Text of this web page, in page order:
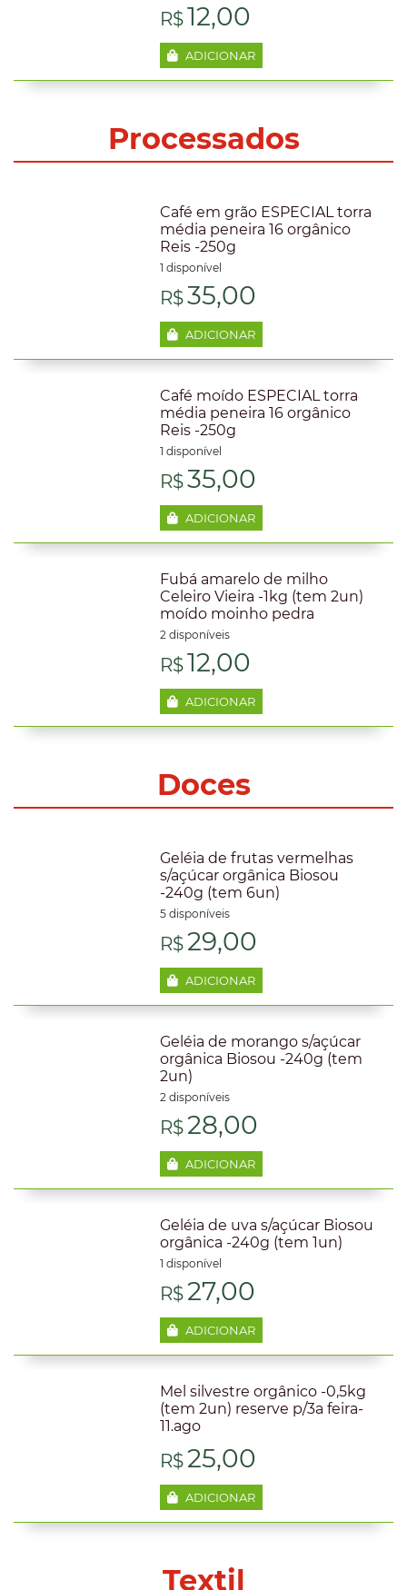
R$12,00
ADICIONAR
Processados
Café em grão ESPECIAL torra
média peneira 16 orgânico
Reis -250g
1 disponível
R$35,00
ADICIONAR
Café moído ESPECIAL torra
média peneira 16 orgânico
Reis -250g
1 disponível
R$35,00
ADICIONAR
Fubá amarelo de milho
Celeiro Vieira -1kg (tem 2un)
moído moinho pedra
2 disponíveis
R$12,00
ADICIONAR
Doces
Geléia de frutas vermelhas
s/açúcar orgânica Biosou
-240g (tem 6un)
5 disponíveis
R$29,00
ADICIONAR
Geléia de morango s/açúcar
orgânica Biosou -240g (tem
2un)
2 disponíveis
R$28,00
ADICIONAR
Geléia de uva s/açúcar Biosou
orgânica -240g (tem 1un)
1 disponível
R$27,00
ADICIONAR
Mel silvestre orgânico -0,5kg
(tem 2un) reserve p/3a feira-
11.ago
R$25,00
ADICIONAR
Textil